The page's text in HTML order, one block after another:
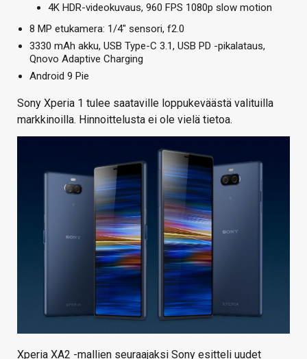
4K HDR-videokuvaus, 960 FPS 1080p slow motion
8 MP etukamera: 1/4″ sensori, f2.0
3330 mAh akku, USB Type-C 3.1, USB PD -pikalataus,
Qnovo Adaptive Charging
Android 9 Pie
Sony Xperia 1 tulee saataville loppukeväästä valituilla
markkinoilla. Hinnoittelusta ei ole vielä tietoa.
Xperia XA2 -mallien seuraajaksi Sony esitteli uudet